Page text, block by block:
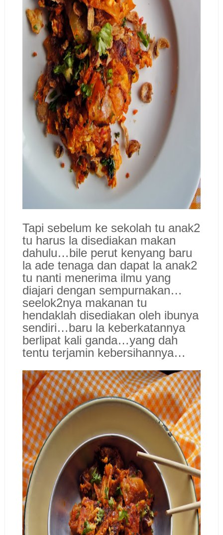
Tapi sebelum ke sekolah tu anak2
tu harus la disediakan makan
dahulu…bile perut kenyang baru
la ade tenaga dan dapat la anak2
tu nanti menerima ilmu yang
diajari dengan sempurnakan…
seelok2nya makanan tu
hendaklah disediakan oleh ibunya
sendiri…baru la keberkatannya
berlipat kali ganda…yang dah
tentu terjamin kebersihannya…